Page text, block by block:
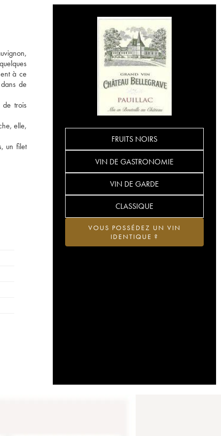
à ce
de
trois
elle,
un filet
FRUITS NOIRS
VIN DE GASTRONOMIE
VIN DE GARDE
CLASSIQUE
VOUS POSSÉDEZ UN VIN
IDENTIQUE ?